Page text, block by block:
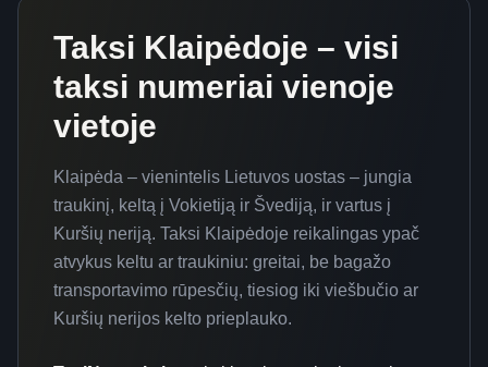
Taksi Klaipėdoje – visi
taksi numeriai vienoje
vietoje
Klaipėda – vienintelis Lietuvos uostas – jungia
traukinį, keltą į Vokietiją ir Švediją, ir vartus į
Kuršių neriją. Taksi Klaipėdoje reikalingas ypač
atvykus keltu ar traukiniu: greitai, be bagažo
transportavimo rūpesčių, tiesiog iki viešbučio ar
Kuršių nerijos kelto prieplauko.